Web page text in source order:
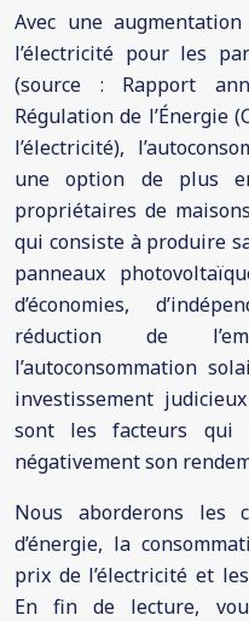
Avec une
l’électricité pour les
(source : Rapport
Régulation de l’Énergie
l’électricité),
une option de plus
propriétaires de
qui consiste à produire
panneaux
d’économies,
réduction de
l’autoconsommation
investissement
sont les facteurs qui
négativement son
Nous aborderons les
d’énergie, la
prix de l’électricité et
En fin de lecture,